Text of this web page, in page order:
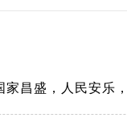
昌盛，人民安乐